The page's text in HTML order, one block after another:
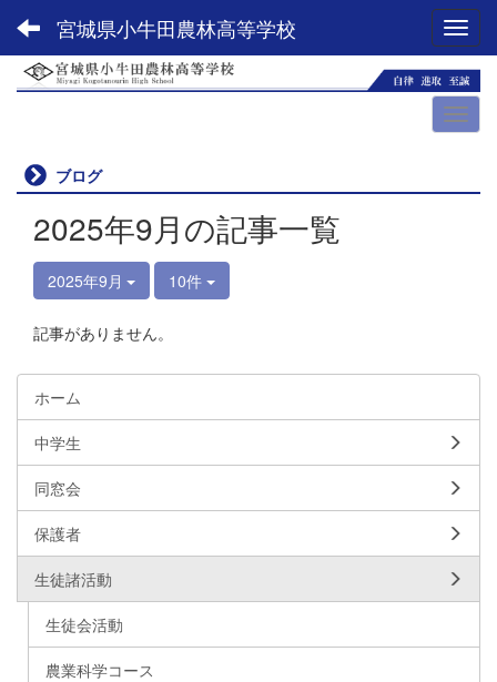
宮城県小牛田農林高等学校
ブログ
2025年9月の記事一覧
2025年9月 10件
記事がありません。
ホーム
中学生
同窓会
保護者
生徒諸活動
生徒会活動
農業科学コース